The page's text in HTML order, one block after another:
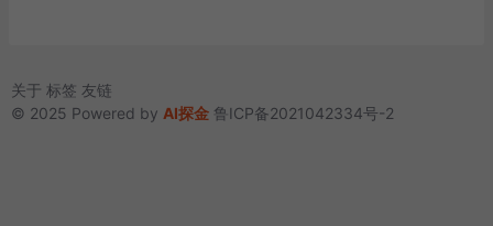
关于 标签 友链
© 2025 Powered by AI探金 鲁ICP备2021042334号-2